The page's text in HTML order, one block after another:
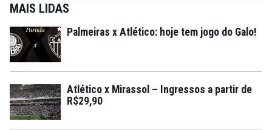
MAIS LIDAS
Palmeiras x Atlético: hoje tem jogo do Galo!
Atlético x Mirassol – Ingressos a partir de
R$29,90